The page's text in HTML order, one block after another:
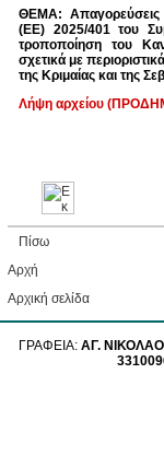
ΘΕΜΑ: Απαγορεύσεις
(ΕΕ) 2025/401 του
τροποποίηση του
σχετικά με
της Κριμαίας και της
Λήψη αρχείου
Πίσω
Αρχή
Aρχική σελίδα
ΓΡΑΦΕΙΑ: ΑΓ.